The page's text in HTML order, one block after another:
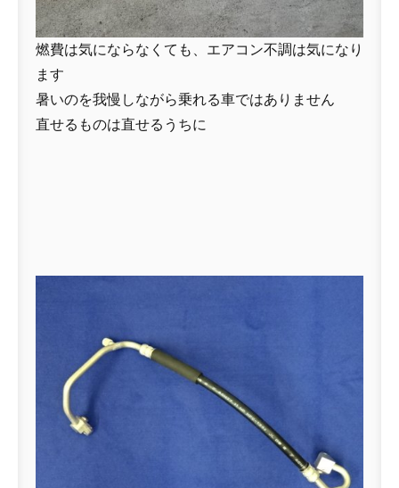
燃費は気にならなくても、エアコン不調は気になり
ます
暑いのを我慢しながら乗れる車ではありません
直せるものは直せるうちに